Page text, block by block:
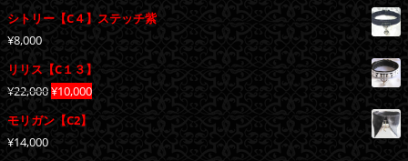
シトリー【C４】ステッチ紫
¥8,000
リリス【C１３】
¥22,000元
¥10,000現
モリガン【C2】
¥14,000